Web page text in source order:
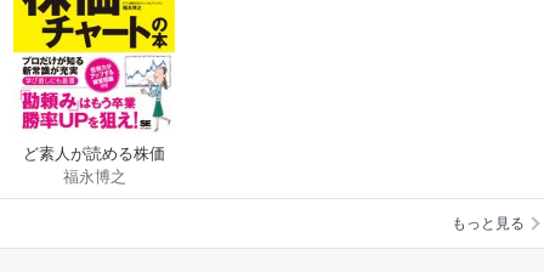
ど素人が読める株価
チャートの本
福永博之
もっと見る